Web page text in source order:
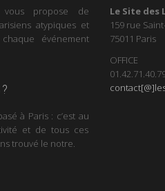
propose de
atypiques et
événement
à Paris : c’est au
et de tous ces
trouvé le notre.
Le Site des
159 rue
75011 Paris
OFFICE